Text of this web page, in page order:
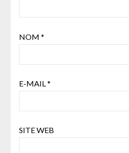
NOM *
E-MAIL *
SITE WEB